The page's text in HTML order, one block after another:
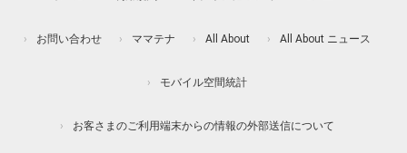
お問い合わせ ママテナ All About All About ニュース
モバイル空間統計
お客さまのご利用端末からの情報の外部送信について